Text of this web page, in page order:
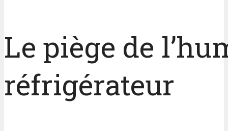
Le piège de
réfrigérateur